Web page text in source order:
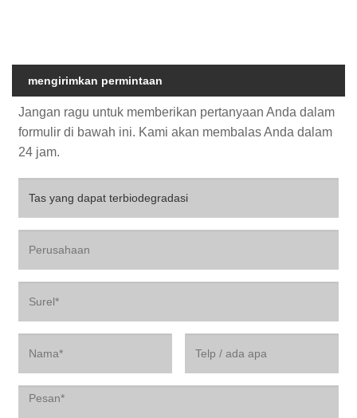
mengirimkan permintaan
Jangan ragu untuk memberikan pertanyaan Anda dalam
formulir di bawah ini. Kami akan membalas Anda dalam
24 jam.